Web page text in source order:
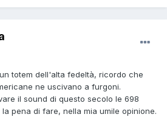
totem dell'alta fedeltà, ricordo che
ne uscivano a furgoni.
il sound di questo secolo le 698
pena di fare, nella mia umile opinione.